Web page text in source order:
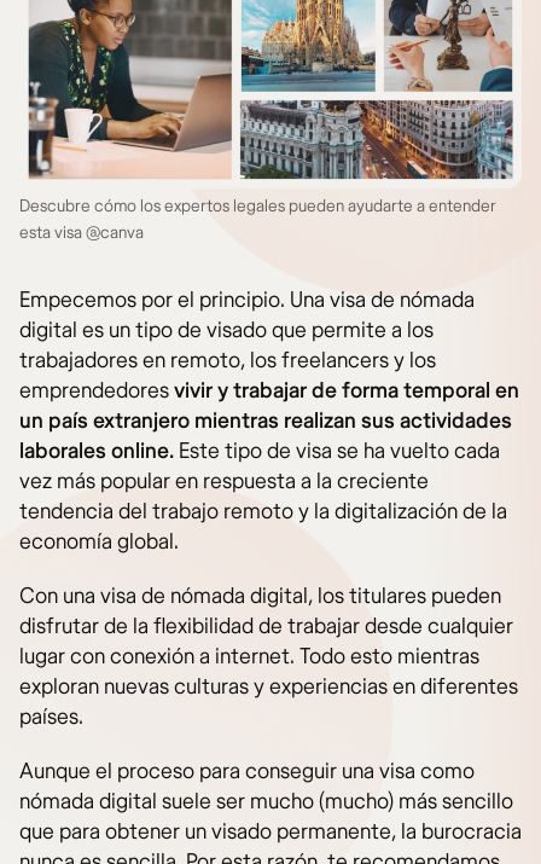
Descubre cómo los expertos legales pueden ayudarte a entender
esta visa @canva
Empecemos por el principio. Una visa de nómada
digital es un tipo de visado que permite a los
trabajadores en remoto, los freelancers y los
emprendedoresvivir y trabajar de forma temporal en
un país extranjero mientras realizan sus actividades
laborales online. Este tipo de visa se ha vuelto cada
vez más popular en respuesta a la creciente
tendencia del trabajo remoto y la digitalización de la
economía global.
Con una visa de nómada digital, los titulares pueden
disfrutar de la flexibilidad de trabajar desde cualquier
lugar con conexión a internet. Todo esto mientras
exploran nuevas culturas y experiencias en diferentes
países.
Aunque el proceso para conseguir una visa como
nómada digital suele ser mucho (mucho) más sencillo
que para obtener un visado permanente, la burocracia